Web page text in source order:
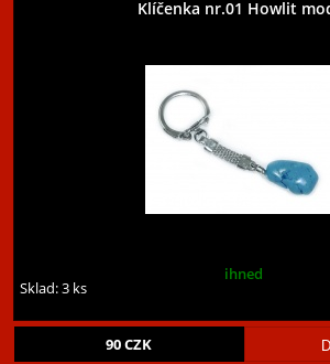
Klíčenka nr.01 Howlit
ihned
Sklad: 3 ks
90CZK